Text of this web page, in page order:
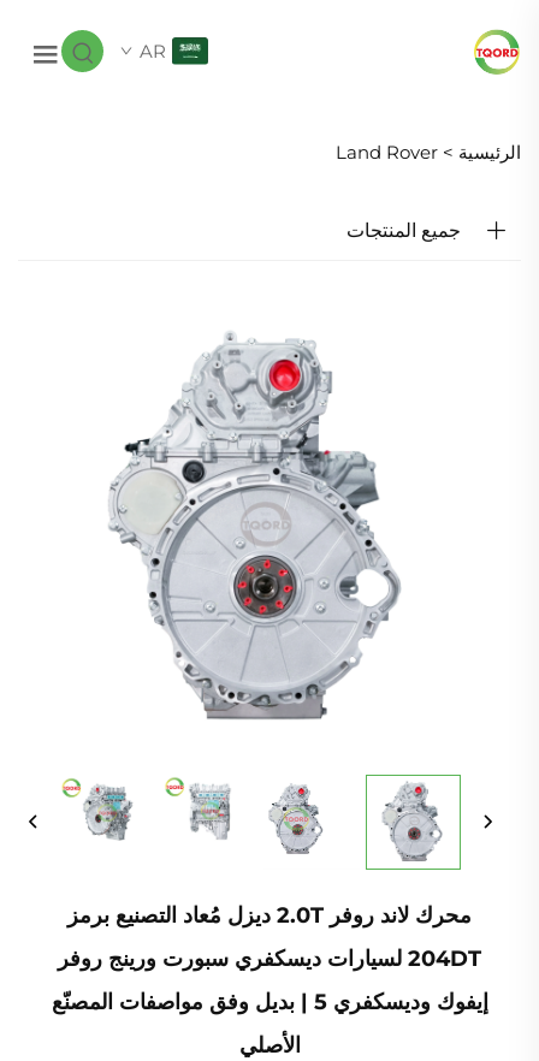
AR
الرئيسية > Land Rover
جميع المنتجات
محرك لاند روفر 2.0T ديزل مُعاد التصنيع برمز
204DT لسيارات ديسكفري سبورت ورينج روفر
إيفوك وديسكفري 5 | بديل وفق مواصفات المصنّع
الأصلي